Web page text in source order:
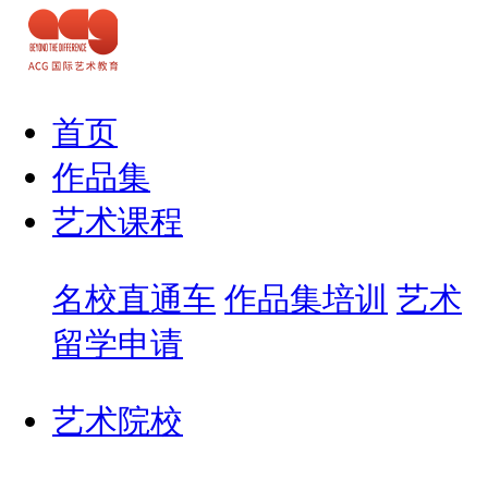
首页
作品集
艺术课程
名校直通车 作品集培训 艺术
留学申请
艺术院校